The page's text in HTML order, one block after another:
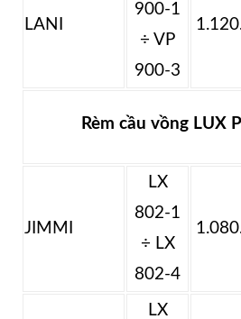
LANI
900-1
÷ VP
900-3
Rèm cầu vồng LUX
JIMMI
LX
802-1
÷ LX
802-4
LX